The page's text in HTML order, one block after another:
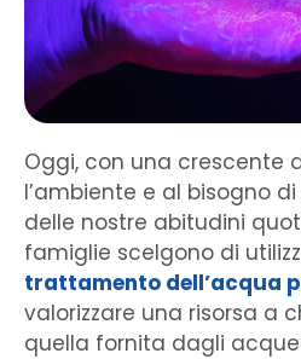
Oggi, con una crescente
l’ambiente e al bisogno
delle nostre abitudini
famiglie scelgono di
trattamento dell’acqua
valorizzare una risorsa a
quella fornita dagli